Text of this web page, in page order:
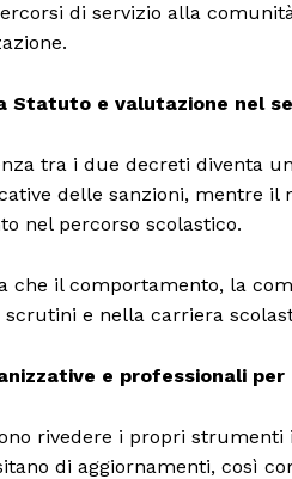
di servizio alla
Statuto e valutazione nel
tra i due decreti diventa
delle sanzioni, mentre il
nel percorso scolastico.
che il comportamento, la
scrutini e nella carriera
e professionali per
rivedere i propri
di aggiornamenti, così